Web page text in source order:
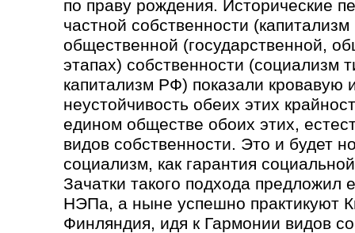
по праву рождения. Исторические
частной собственности
общественной (государственной,
этапах) собственности (социализм
капитализм РФ) показали кровавую
неустойчивость обеих этих
едином обществе обоих этих,
видов собственности. Это и будет
социализм, как гарантия
Зачатки такого подхода
НЭПа, а ныне успешно практикуют
Финляндия, идя к Гармонии видов